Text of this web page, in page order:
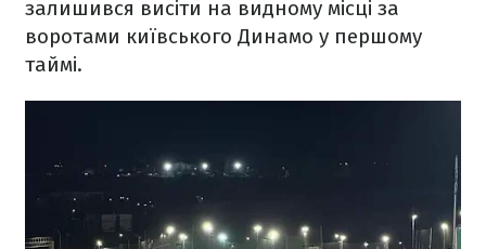
залишився висіти на видному місці за
воротами київського Динамо у першому
таймі.